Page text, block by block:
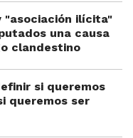
"asociación ilícita"
una causa
clandestino
si queremos
queremos ser